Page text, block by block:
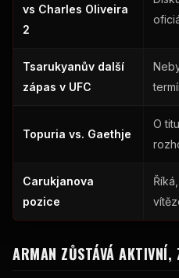
vs Charles Oliveira
2
Tsarukyanův další
zápas v UFC
Topuria vs. Gaethje
O
Carukjanova
pozice
ARMAN ZŮSTÁVÁ AKTIVNÍ,